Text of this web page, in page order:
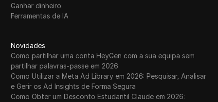
Ganhar dinheiro
Ferramentas de IA
Novidades
Como partilhar uma conta HeyGen com a sua equipa sem
partilhar palavras-passe em 2026
Como Utilizar a Meta Ad Library em 2026: Pesquisar, Analisar
e Gerir os Ad Insights de Forma Segura
Como Obter um Desconto Estudantil Claude em 2026: